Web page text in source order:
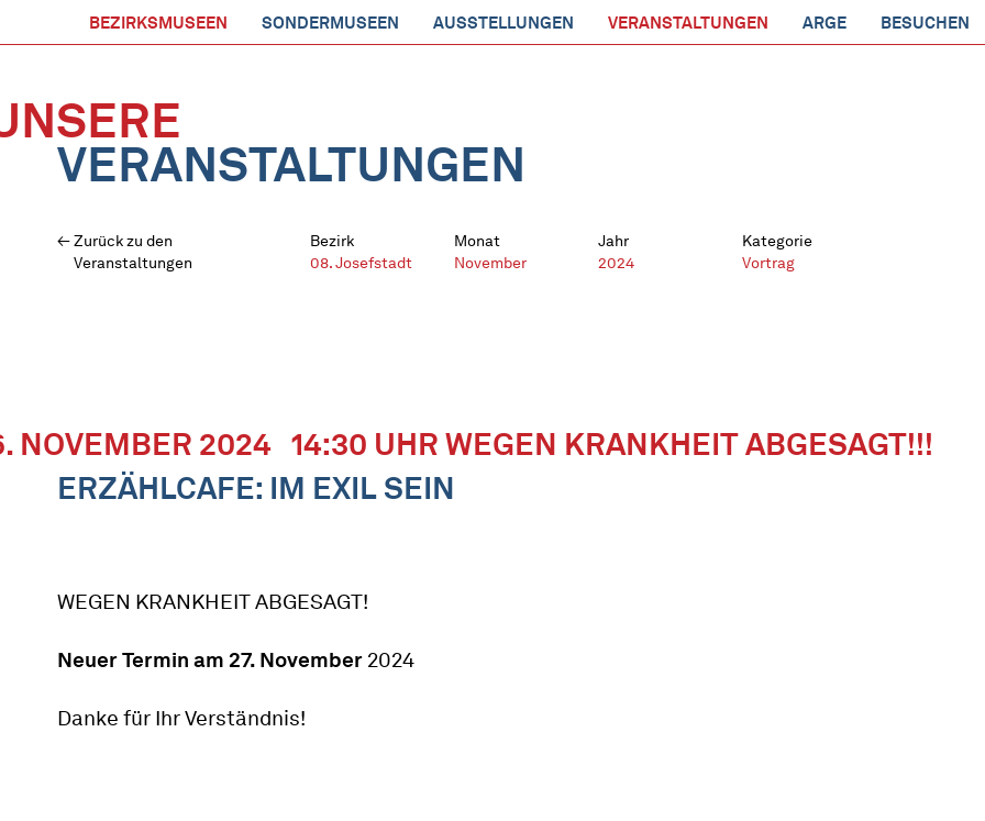
BEZIRKSMUSEEN SONDERMUSEEN AUSSTELLUNGEN VERANSTALTUNGEN ARGE BESUCHEN
VERANSTALTUNGEN
Zurück zu den
Veranstaltungen
Bezirk
08. Josefstadt
Monat
November
Jahr
2024
Kategorie
Vortrag
NOVEMBER 2024 14:30 UHR WEGEN KRANKHEIT ABGESAGT!!!
ERZÄHLCAFE: IM EXIL SEIN
WEGEN KRANKHEIT ABGESAGT!
Neuer Termin am 27. November 2024
Danke für Ihr Verständnis!